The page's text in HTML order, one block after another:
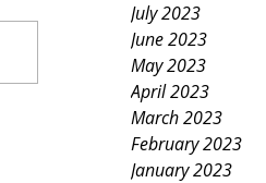
July 2023
June 2023
May 2023
April 2023
March 2023
February 2023
January 2023